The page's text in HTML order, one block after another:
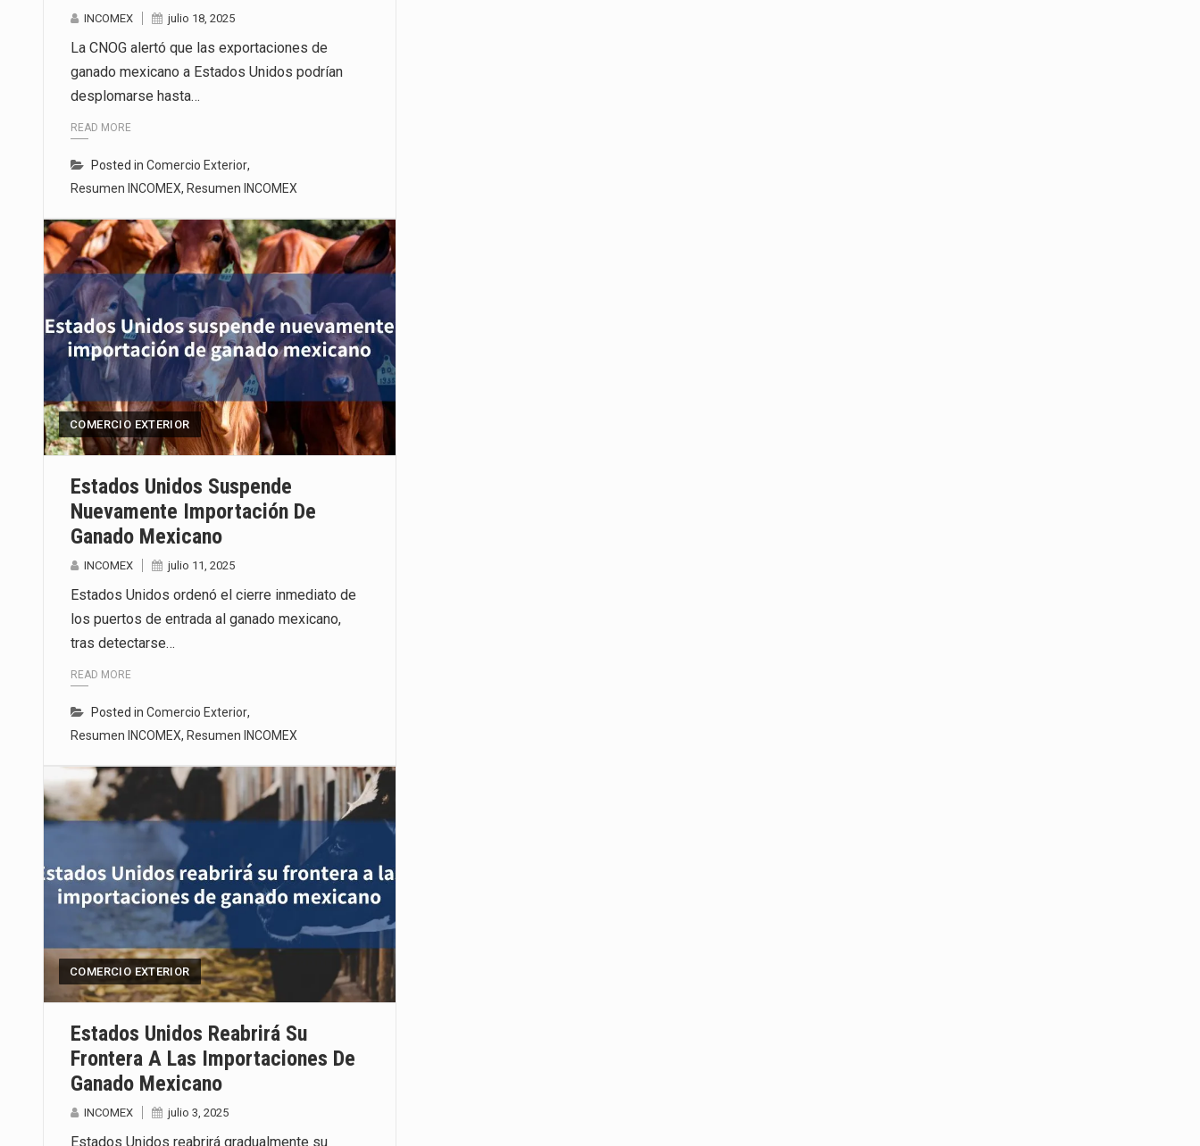
INCOMEX julio 18, 2025
La CNOG alertó que las exportaciones de
ganado mexicano a Estados Unidos podrían
desplomarse hasta…
READ MORE
Posted in Comercio Exterior,
Resumen INCOMEX, Resumen INCOMEX
COMERCIO EXTERIOR
Estados Unidos Suspende
Nuevamente Importación De
Ganado Mexicano
INCOMEX julio 11, 2025
Estados Unidos ordenó el cierre inmediato de
los puertos de entrada al ganado mexicano,
tras detectarse…
READ MORE
Posted in Comercio Exterior,
Resumen INCOMEX, Resumen INCOMEX
COMERCIO EXTERIOR
Estados Unidos Reabrirá Su
Frontera A Las Importaciones De
Ganado Mexicano
INCOMEX julio 3, 2025
Estados Unidos reabrirá gradualmente su